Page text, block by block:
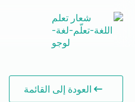
العودة إلى القائمة